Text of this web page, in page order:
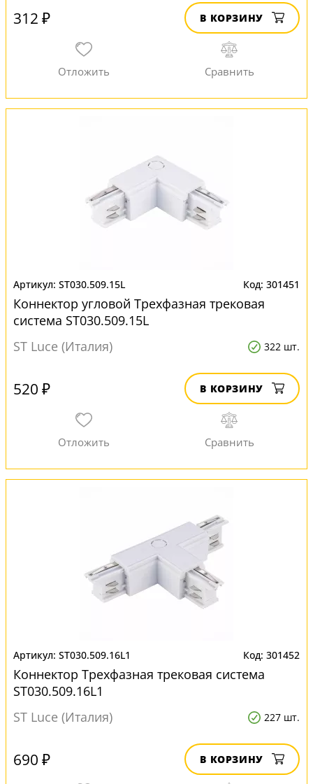
312 ₽ В КОРЗИНУ
ST030.509.15L 301451
Коннектор угловой Трехфазная трековая
система ST030.509.15L
ST Luce (Италия)
322 шт.
520 ₽ В КОРЗИНУ
ST030.509.16L1 301452
Коннектор Трехфазная трековая система
ST030.509.16L1
ST Luce (Италия)
227 шт.
690 ₽ В КОРЗИНУ